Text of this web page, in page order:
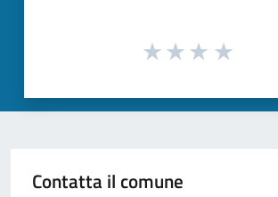
Contatta il comune